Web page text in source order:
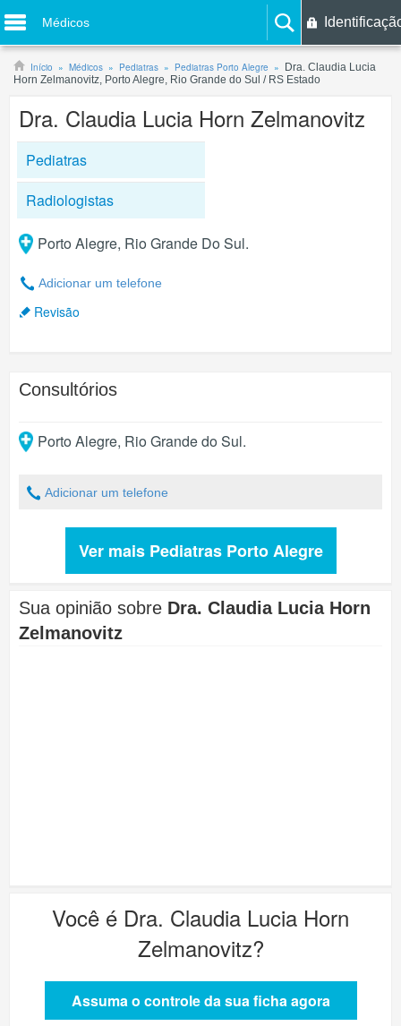
Médicos
Início Médicos Pediatras Pediatras Porto Alegre
Dra. Claudia Lucia
Horn Zelmanovitz, Porto Alegre, Rio Grande do Sul / RS Estado
Dra. Claudia Lucia Horn Zelmanovitz
Pediatras
Radiologistas
Porto Alegre, Rio Grande Do Sul.
Adicionar um telefone
Revisão
Consultórios
Porto Alegre, Rio Grande do Sul.
Adicionar um telefone
Ver mais Pediatras Porto Alegre
Sua opinião sobre Dra. Claudia Lucia Horn
Zelmanovitz
Você é Dra. Claudia Lucia Horn
Zelmanovitz?
Assuma o controle da sua ficha agora